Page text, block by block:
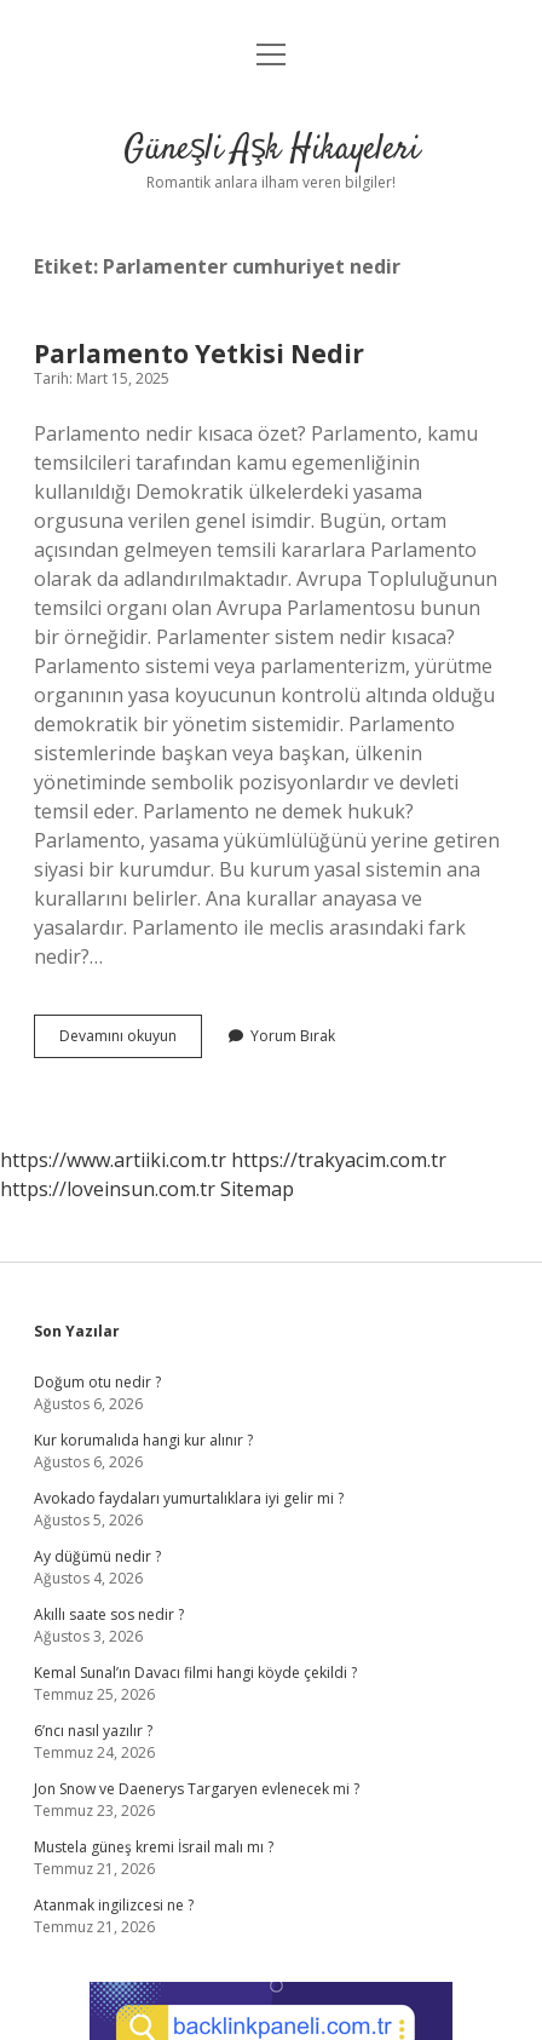
Anasayfa
Yasal Uyarı
menüyü
Güneşli Aşk Hikayeleri
Romantik anlara ilham veren bilgiler!
Etiket: Parlamenter cumhuriyet nedir
Parlamento Yetkisi Nedir
Tarih: Mart 15, 2025
Parlamento nedir kısaca özet? Parlamento, kamu
temsilcileri tarafından kamu egemenliğinin
kullanıldığı Demokratik ülkelerdeki yasama
orgusuna verilen genel isimdir. Bugün, ortam
açısından gelmeyen temsili kararlara Parlamento
olarak da adlandırılmaktadır. Avrupa Topluluğunun
temsilci organı olan Avrupa Parlamentosu bunun
bir örneğidir. Parlamenter sistem nedir kısaca?
Parlamento sistemi veya parlamenterizm, yürütme
organının yasa koyucunun kontrolü altında olduğu
demokratik bir yönetim sistemidir. Parlamento
sistemlerinde başkan veya başkan, ülkenin
yönetiminde sembolik pozisyonlardır ve devleti
temsil eder. Parlamento ne demek hukuk?
Parlamento, yasama yükümlülüğünü yerine getiren
siyasi bir kurumdur. Bu kurum yasal sistemin ana
kurallarını belirler. Ana kurallar anayasa ve
yasalardır. Parlamento ile meclis arasındaki fark
nedir?…
Devamını okuyun Parlamento
Yetkisi
Yorum Bırak
https://www.artiiki.com.tr https://trakyacim.com.tr
https://loveinsun.com.trSitemap
Sidebar
Son Yazılar
Doğum otu nedir ?
Ağustos 6, 2026
Kur korumalıda hangi kur alınır ?
Ağustos 6, 2026
Avokado faydaları yumurtalıklara iyi gelir mi ?
Ağustos 5, 2026
Ay düğümü nedir ?
Ağustos 4, 2026
Akıllı saate sos nedir ?
Ağustos 3, 2026
Kemal Sunal’ın Davacı filmi hangi köyde çekildi ?
Temmuz 25, 2026
6’ncı nasıl yazılır ?
Temmuz 24, 2026
Jon Snow ve Daenerys Targaryen evlenecek mi ?
Temmuz 23, 2026
Mustela güneş kremi İsrail malı mı ?
Temmuz 21, 2026
Atanmak ingilizcesi ne ?
Temmuz 21, 2026